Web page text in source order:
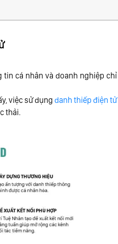
tin cá nhân và doanh nghiệp chỉ
việc sử dụng danh thiếp điện tử
thải.